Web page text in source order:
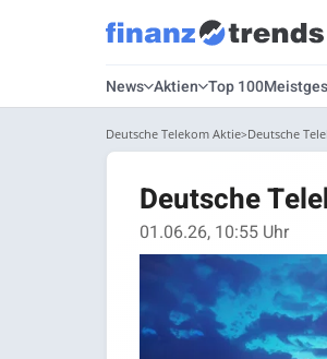
News Aktien Top 100
Deutsche Telekom Aktie Deutsche
Deutsche
01.06.26, 10:55 Uhr